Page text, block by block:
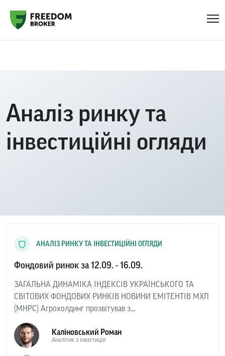
Аналіз ринку та
інвестиційні огляди
АНАЛІЗ РИНКУ ТА ІНВЕСТИЦІЙНІ ОГЛЯДИ
Фондовий ринок за 12.09. - 16.09.
ЗАГАЛЬНА ДИНАМІКА ІНДЕКСІВ УКРАЇНСЬКОГО ТА
СВІТОВИХ ФОНДОВИХ РИНКІВ НОВИНИ ЕМІТЕНТІВ МХП
(MHPC) Агрохолдинг прозвітував з...
Каліновський Роман
Аналітик з інвестицій